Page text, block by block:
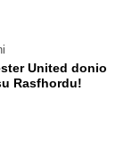
United donio
Rasfhordu!